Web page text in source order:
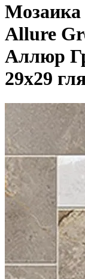
Мозаика
Allure
Аллюр
29x29